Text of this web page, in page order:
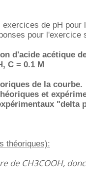
de pH pour
pour l'exercice
d'acide acétique
C = 0.1 M
de la courbe.
et
"delta
théoriques):
de CH3COOH,